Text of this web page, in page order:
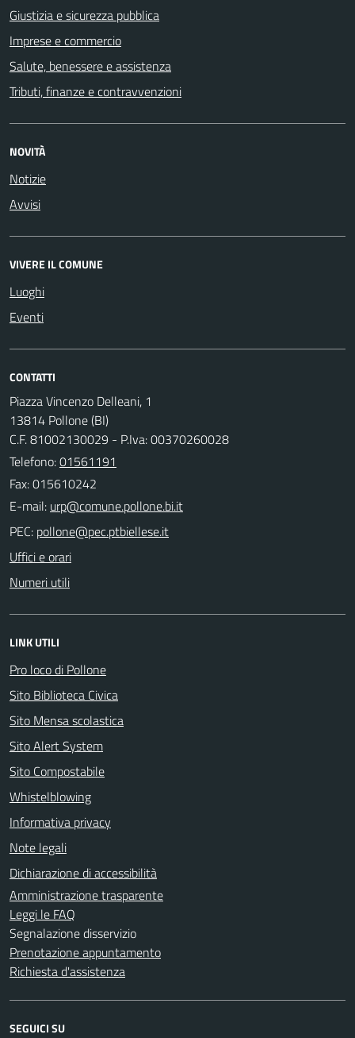
Giustizia e sicurezza pubblica
Imprese e commercio
Salute, benessere e assistenza
Tributi, finanze e contravvenzioni
NOVITÀ
Notizie
Avvisi
VIVERE IL COMUNE
Luoghi
Eventi
CONTATTI
Piazza Vincenzo Delleani, 1
13814 Pollone (BI)
C.F. 81002130029 - P.Iva: 00370260028
Telefono:01561191
Fax: 015610242
E-mail:
PEC:
Uffici e orari
Numeri utili
LINK UTILI
Pro loco di Pollone
Sito Biblioteca Civica
Sito Mensa scolastica
Sito Alert System
Sito Compostabile
Whistelblowing
Informativa privacy
Note legali
Dichiarazione di accessibilità
Amministrazione trasparente
Leggi le FAQ
Segnalazione disservizio
Prenotazione appuntamento
Richiesta d'assistenza
SEGUICI SU